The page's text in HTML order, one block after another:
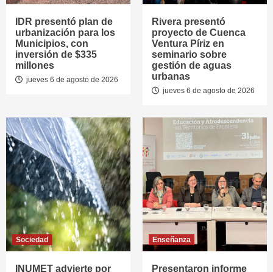
IDR presentó plan de
urbanización para los
Municipios, con
inversión de $335
millones
jueves 6 de agosto de 2026
Rivera presentó
proyecto de Cuenca
Ventura Píriz en
seminario sobre
gestión de aguas
urbanas
jueves 6 de agosto de 2026
Sociedad
INUMET advierte por
Enseñanza
Presentaron informe